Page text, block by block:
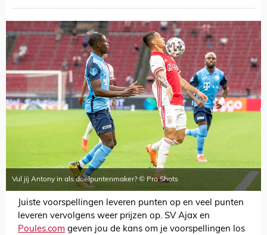
Vul jij Antony in als doelpuntenmaker? © Pro Shots
Juiste voorspellingen leveren punten op en veel punten
leveren vervolgens weer prijzen op. SV Ajax en
Poules.com geven jou de kans om je voorspellingen los